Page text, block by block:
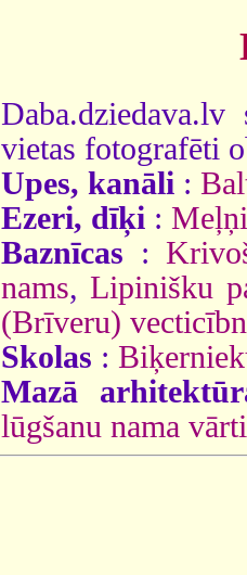
vietas fotografēti
Upes, kanāli :
Ezeri, dīķi :
Baznīcas :
nams,Lipinišku
(Brīveru)
Skolas :
Mazā
lūgšanu nama vārti